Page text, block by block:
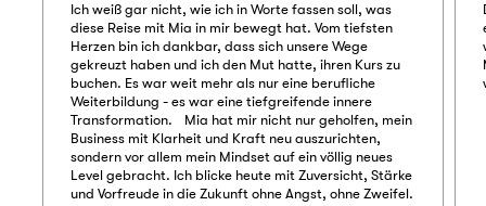
Ich weiß gar nicht, wie ich in Worte fassen soll, was
diese Reise mit Mia in mir bewegt hat. Vom tiefsten
Herzen bin ich dankbar, dass sich unsere Wege
gekreuzt haben und ich den Mut hatte, ihren Kurs zu
buchen. Es war weit mehr als nur eine berufliche
Weiterbildung - es war eine tiefgreifende innere
Transformation. Mia hat mir nicht nur geholfen, mein
Business mit Klarheit und Kraft neu auszurichten,
sondern vor allem mein Mindset auf ein völlig neues
Level gebracht. Ich blicke heute mit Zuversicht, Stärke
und Vorfreude in die Zukunft ohne Angst, ohne Zweifel.